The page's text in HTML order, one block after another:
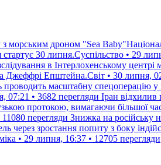
морським дроном "Sea
стартує 30 липня.Суспільство • 29
в Інтерлохенському
Джеффрі Епштейна.Світ • 30 липня,
масштабну спецоперацію
07:21 • 3682 перегляди Іран
протокою, вимагаючи більшої
перегляди Знижка на російську
через зростання попиту з боку
• 29 липня, 16:37 • 12705 перегляди